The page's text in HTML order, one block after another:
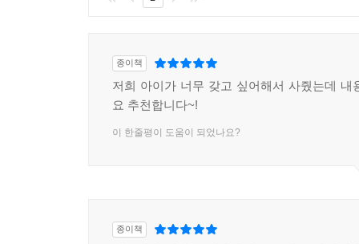
종이책
저희 아이가 너무 갖고 싶어해서 사줬는데 내
요 추천합니다~!
이 한줄평이 도움이 되었나요?
종이책